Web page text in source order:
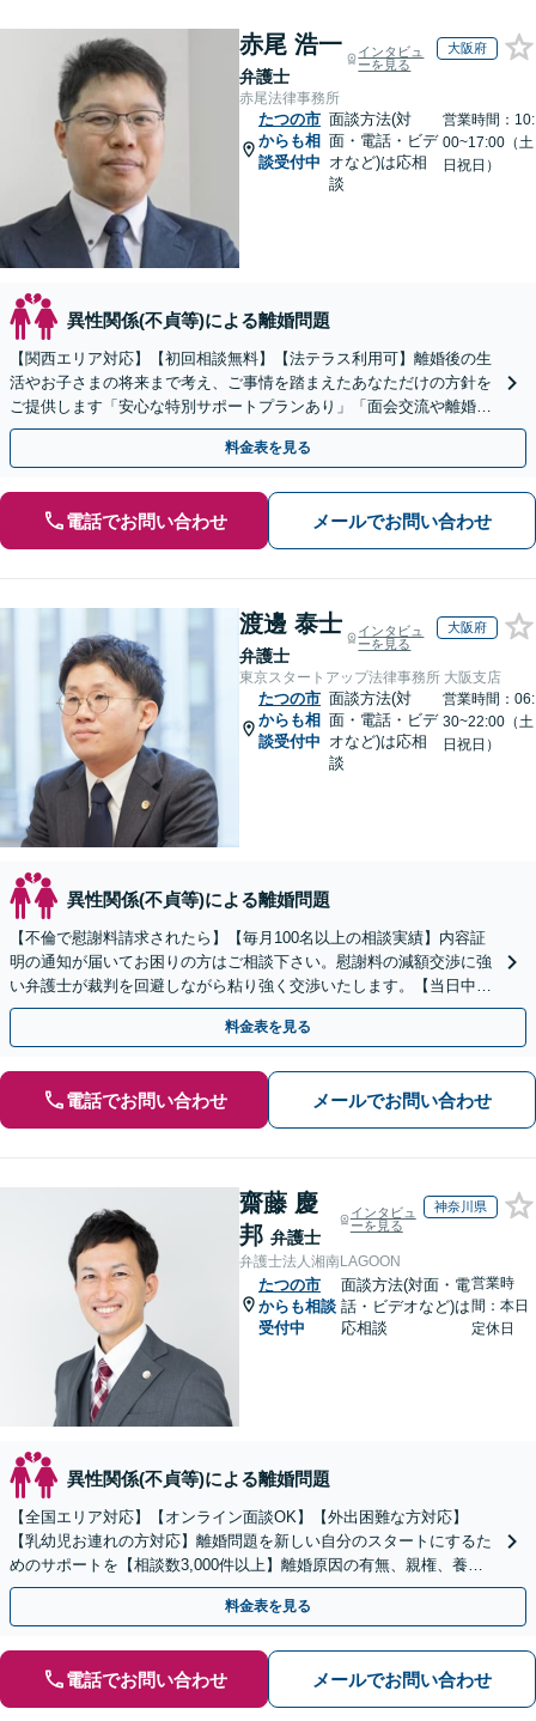
赤尾 浩一
弁護士
インタビュ
ーを見る
大阪府
赤尾法律事務所
たつの市
からも相
談受付中
面談方法(対
面・電話・ビデ
オなど)は応相
談
営業時間：10:
00~17:00（土
日祝日）
異性関係(不貞等)による離婚問題
【関西エリア対応】【初回相談無料】【法テラス利用可】離婚後の生
活やお子さまの将来まで考え、ご事情を踏まえたあなただけの方針を
ご提供します「安心な特別サポートプランあり」「面会交流や離婚回
避の相談も可」【休日・夜間面談可】【ビデオ面談対応】
料金表を見る
電話でお問い合わせ メールでお問い合わせ
渡邊 泰士
弁護士
インタビュ
ーを見る
大阪府
東京スタートアップ法律事務所 大阪支店
たつの市
からも相
談受付中
面談方法(対
面・電話・ビデ
オなど)は応相
談
営業時間：06:
30~22:00（土
日祝日）
異性関係(不貞等)による離婚問題
【不倫で慰謝料請求されたら】【毎月100名以上の相談実績】内容証
明の通知が届いてお困りの方はご相談下さい。慰謝料の減額交渉に強
い弁護士が裁判を回避しながら粘り強く交渉いたします。【当日中の
相談可(予約制)】【関西全域対応】
料金表を見る
電話でお問い合わせ メールでお問い合わせ
齋藤 慶
邦 弁護士
インタビュ
ーを見る
神奈川県
弁護士法人湘南LAGOON
たつの市
からも相談
受付中
面談方法(対面・電
話・ビデオなど)は
応相談
営業時
間：本日
定休日
異性関係(不貞等)による離婚問題
【全国エリア対応】【オンライン面談OK】【外出困難な方対応】
【乳幼児お連れの方対応】離婚問題を新しい自分のスタートにするた
めのサポートを【相談数3,000件以上】離婚原因の有無、親権、養育
費、財産分与、慰謝料請求【夜間・休日相談可】
料金表を見る
電話でお問い合わせ メールでお問い合わせ